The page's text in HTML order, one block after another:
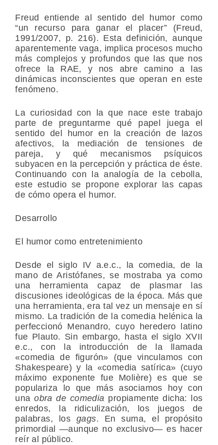
Freud entiende al sentido del humor como
“un recurso para ganar el placer” (Freud,
1991/2007, p. 216). Esta definición, aunque
aparentemente vaga, implica procesos mucho
más complejos y profundos que las que nos
ofrece la RAE, y nos abre camino a las
dinámicas inconscientes que operan en este
fenómeno.
La curiosidad con la que nace este trabajo
parte de preguntarme qué papel juega el
sentido del humor en la creación de lazos
afectivos, la mediación de tensiones de
pareja, y qué mecanismos psíquicos
subyacen en la percepción y práctica de éste.
Continuando con la analogía de la cebolla,
este estudio se propone explorar las capas
de cómo opera el humor.
Desarrollo
El humor como entretenimiento
Desde el siglo IV a.e.c., la comedia, de la
mano de Aristófanes, se mostraba ya como
una herramienta capaz de plasmar las
discusiones ideológicas de la época. Más que
una herramienta, era tal vez un mensaje en sí
mismo. La tradición de la comedia helénica la
perfeccionó Menandro, cuyo heredero latino
fue Plauto. Sin embargo, hasta el siglo XVII
e.c., con la introducción de la llamada
«comedia de figurón» (que vinculamos con
Shakespeare) y la «comedia satírica» (cuyo
máximo exponente fue Molière) es que se
populariza lo que más asociamos hoy con
unaobra de comedia propiamente dicha: los
enredos, la ridiculización, los juegos de
palabras, los gags. En suma, el propósito
primordial —aunque no exclusivo— es hacer
reír al público.